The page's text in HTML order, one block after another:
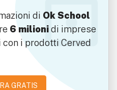
di Ok School
6 milionidi imprese
i prodotti Cerved
GRATIS